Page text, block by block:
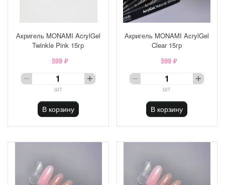
Акригель MONAMI AcrylGel
Twinkle Pink 15гр
599 ₽
шт
В корзину
Акригель MONAMI AcrylGel
Clear 15гр
599 ₽
шт
В корзину